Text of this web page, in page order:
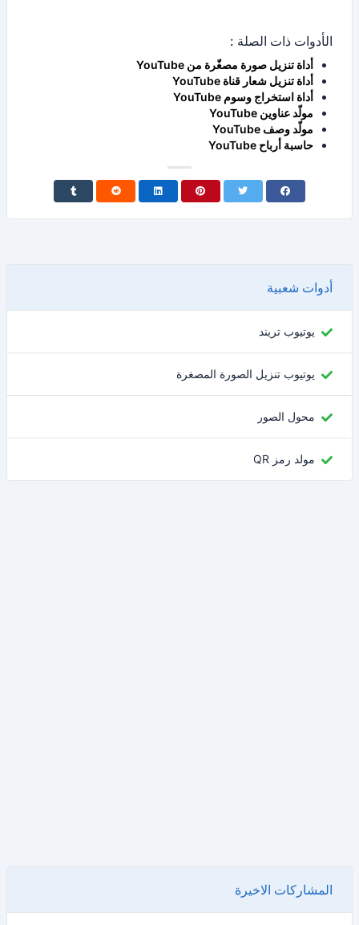
الأدوات ذات الصلة :
أداة تنزيل صورة مصغّرة من YouTube
أداة تنزيل شعار قناة YouTube
أداة استخراج وسوم YouTube
مولّد عناوين YouTube
مولّد وصف YouTube
حاسبة أرباح YouTube
أدوات شعبية
يوتيوب تريند
يوتيوب تنزيل الصورة المصغرة
محول الصور
مولد رمز QR
المشاركات الاخيرة